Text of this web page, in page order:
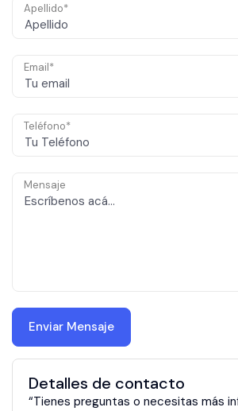
Apellido*
Email*
Teléfono*
Mensaje
Detalles de contacto
“Tienes preguntas o necesitas más